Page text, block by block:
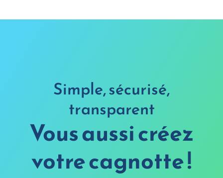
Simple, sécurisé,
transparent
Vous aussi créez
votre cagnotte !